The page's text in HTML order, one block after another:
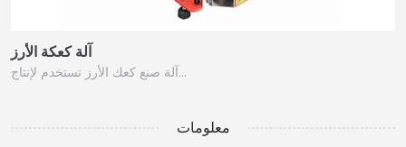
آلة كعكة الأرز
آلة صنع كعك الأرز تستخدم لإنتاج…
معلومات